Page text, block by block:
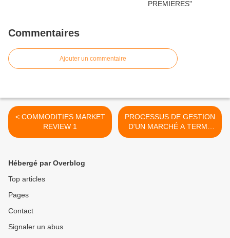
Commentaires
Ajouter un commentaire
< COMMODITIES MARKET
REVIEW 1
PROCESSUS DE GESTION
D'UN MARCHÉ A TERME
c3 >
Hébergé par Overblog
Top articles
Pages
Contact
Signaler un abus